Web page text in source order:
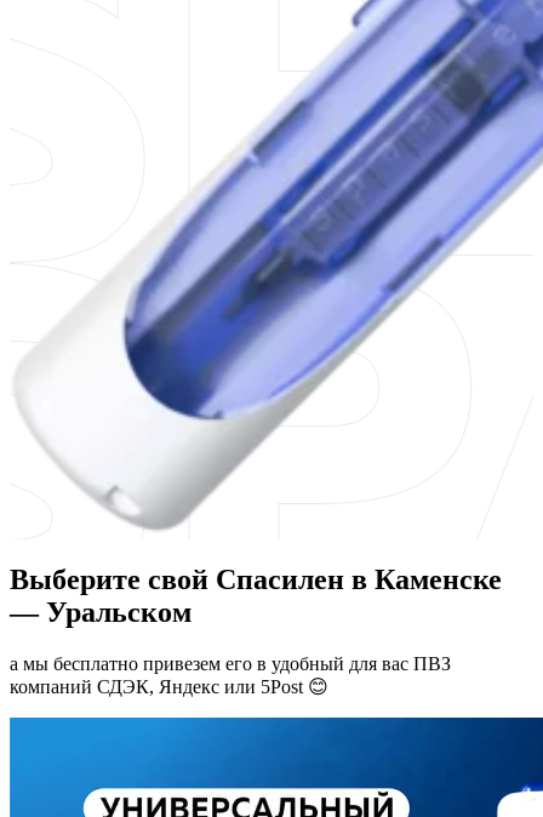
Выберите свой Спасилен в Каменске
— Уральском
а мы бесплатно привезем его в удобный для вас ПВЗ
компаний СДЭК, Яндекс или 5Post 😊